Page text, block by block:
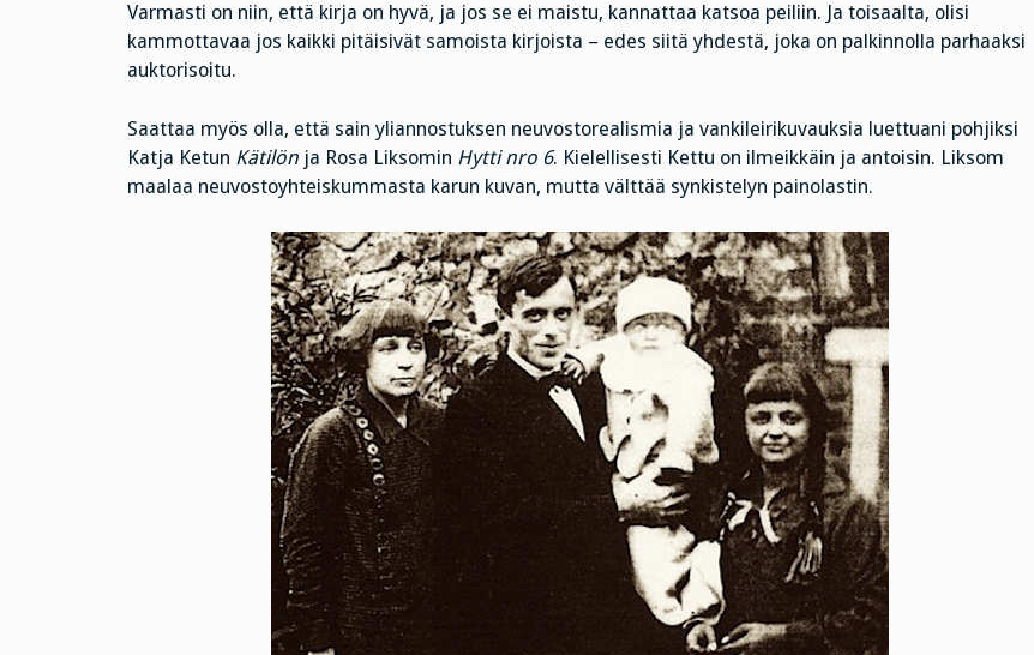
Varmasti on niin, että kirja on hyvä, ja jos se ei maistu, kannattaa katsoa peiliin. Ja toisaalta, olisi
kammottavaa jos kaikki pitäisivät samoista kirjoista – edes siitä yhdestä, joka on palkinnolla parhaaksi
auktorisoitu.
Saattaa myös olla, että sain yliannostuksen neuvostorealismia ja vankileirikuvauksia luettuani pohjiksi
Katja Ketun Kätilönja Rosa Liksomin Hytti nro 6. Kielellisesti Kettu on ilmeikkäin ja antoisin. Liksom
maalaa neuvostoyhteiskummasta karun kuvan, mutta välttää synkistelyn painolastin.